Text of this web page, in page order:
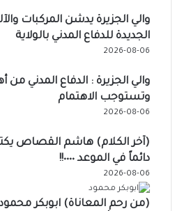
والي الجزيرة يدشن المركبات
الجديدة للدفاع المدني بالولاية
2026-08-06
والي الجزيرة : الدفاع المدني
وتستوجب الاهتمام
2026-08-06
(آخر الكلام) هاشم القصاص
دائماً في الموعد ٠٠٠٠!!
2026-08-06
(من رحم المعاناة) ابوبكر